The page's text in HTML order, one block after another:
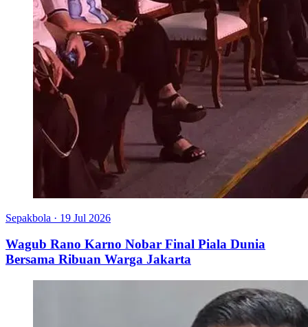
Sepakbola · 19 Jul 2026
Wagub Rano Karno Nobar Final Piala Dunia
Bersama Ribuan Warga Jakarta